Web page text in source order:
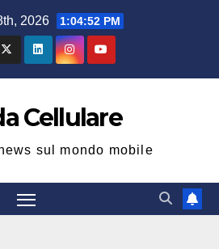
2026 1:04:52 PM
Cellulare
sul mondo mobile